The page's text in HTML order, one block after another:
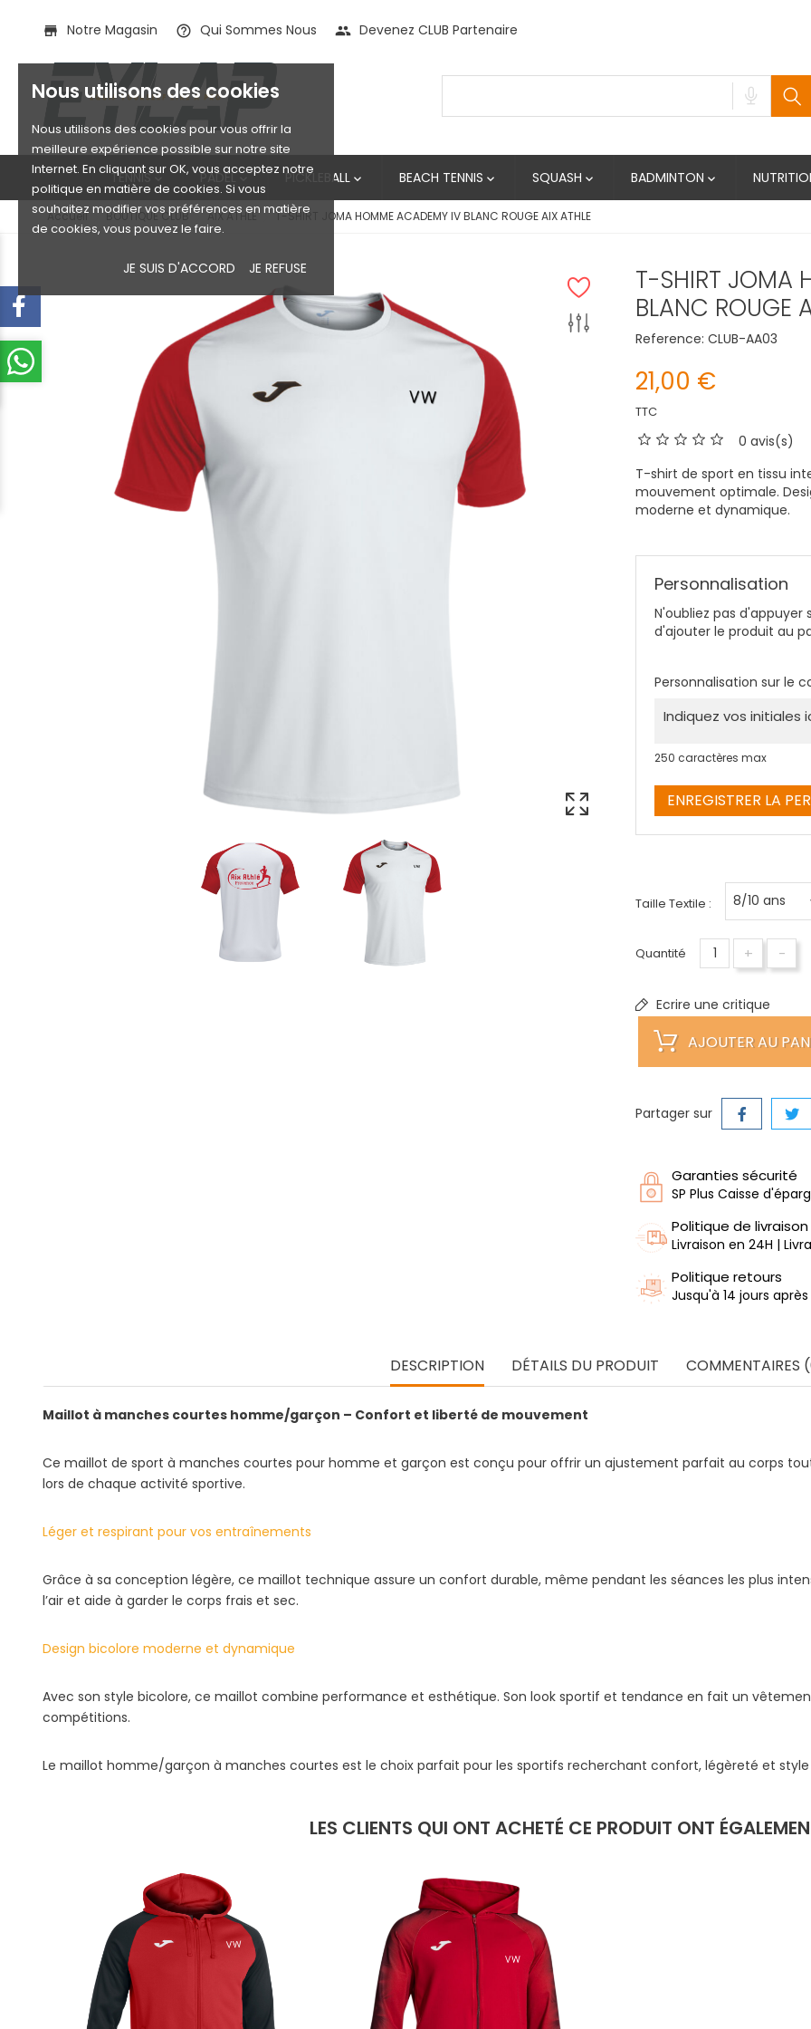
Nous utilisons des cookies
Nous utilisons des cookies pour vous offrir la
meilleure expérience possible sur notre site
Internet. En cliquant sur OK, vous acceptez notre
politique en matière de cookies. Si vous
souhaitez modifier vos préférences en matière
de cookies, vous pouvez le faire.
JE SUIS D'ACCORD JE REFUSE
store Notre Magasin help_outline Qui Sommes Nous people Devenez CLUB Partenaire
TENNIS PADEL PICKLEBALL  BEACH TENNIS  SQUASH  BADMINTON 
Accueil BOUTIQUE CLUB AIX ATHLE T-SHIRT JOMA HOMME ACADEMY IV BLANC ROUGE AIX ATHLE
T-SHIRT JOMA
BLANC ROUGE
Reference: CLUB-AA03
21,00 €
TTC
0 avis(s)
T-shirt de sport en tissu
mouvement optimale.
moderne et dynamique.
Personnalisation
N'oubliez pas d'appuyer
d'ajouter le produit au
Personnalisation sur le
250 caractères max
ENREGISTRER LA
Taille Textile :
Quantité + -
Ecrire une critique
AJOUTER AU
Partager sur
Garanties sécurité
SP Plus Caisse
Politique de livraison
Livraison en 24H |
Politique retours
Jusqu'à 14 jours
DESCRIPTION DÉTAILS DU PRODUIT COMMENTAIRES
Maillot à manches courtes homme/garçon – Confort et liberté de mouvement
Ce maillot de sport à manches courtes pour homme et garçon est conçu pour offrir un ajustement parfait au corps
lors de chaque activité sportive.
Léger et respirant pour vos entraînements
Grâce à sa conception légère, ce maillot technique assure un confort durable, même pendant les séances les plus
l’air et aide à garder le corps frais et sec.
Design bicolore moderne et dynamique
Avec son style bicolore, ce maillot combine performance et esthétique. Son look sportif et tendance en fait un
compétitions.
Le maillot homme/garçon à manches courtes est le choix parfait pour les sportifs recherchant confort, légèreté et
LES CLIENTS QUI ONT ACHETÉ CE PRODUIT ONT